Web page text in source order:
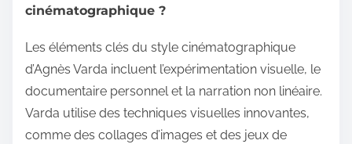
cinématographique ?
Les éléments clés du style cinématographique
d’Agnès Varda incluent l’expérimentation visuelle, le
documentaire personnel et la narration non linéaire.
Varda utilise des techniques visuelles innovantes,
comme des collages d’images et des jeux de